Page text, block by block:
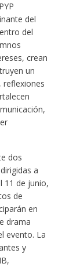
del
del
crean
un
reflexiones
dos
a
11 de junio,
de
en
drama
evento. La
y